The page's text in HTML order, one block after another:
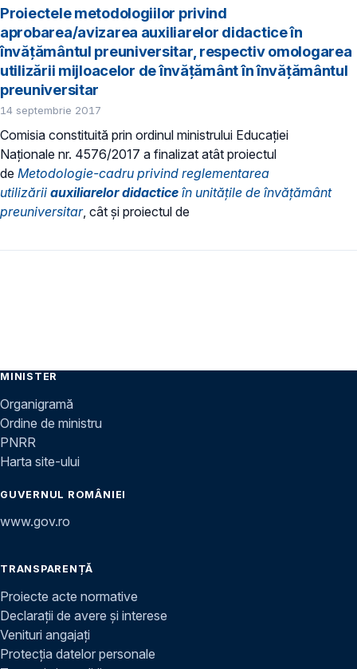
Proiectele metodologiilor privind
aprobarea/avizarea auxiliarelor didactice în
învățământul preuniversitar, respectiv omologarea
utilizării mijloacelor de învățământ în învățământul
preuniversitar
14 septembrie 2017
Comisia constituită prin ordinul ministrului Educației
Naționale nr. 4576/2017 a finalizat atât proiectul
de Metodologie-cadru privind reglementarea
utilizării auxiliarelor didactice în unitățile de învățământ
preuniversitar, cât și proiectul de
MINISTER
Organigramă
Ordine de ministru
PNRR
Harta site-ului
GUVERNUL ROMÂNIEI
www.gov.ro
TRANSPARENȚĂ
Proiecte acte normative
Declarații de avere și interese
Venituri angajați
Protecția datelor personale